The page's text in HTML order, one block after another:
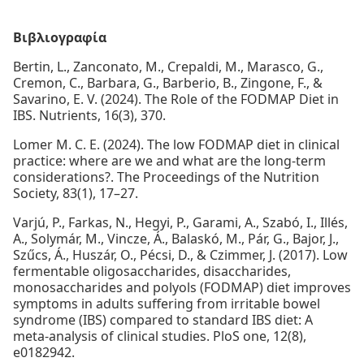
Βιβλιογραφία
Bertin, L., Zanconato, M., Crepaldi, M., Marasco, G.,
Cremon, C., Barbara, G., Barberio, B., Zingone, F., &
Savarino, E. V. (2024). The Role of the FODMAP Diet in
IBS. Nutrients, 16(3), 370.
Lomer M. C. E. (2024). The low FODMAP diet in clinical
practice: where are we and what are the long-term
considerations?. The Proceedings of the Nutrition
Society, 83(1), 17–27.
Varjú, P., Farkas, N., Hegyi, P., Garami, A., Szabó, I., Illés,
A., Solymár, M., Vincze, Á., Balaskó, M., Pár, G., Bajor, J.,
Szűcs, Á., Huszár, O., Pécsi, D., & Czimmer, J. (2017). Low
fermentable oligosaccharides, disaccharides,
monosaccharides and polyols (FODMAP) diet improves
symptoms in adults suffering from irritable bowel
syndrome (IBS) compared to standard IBS diet: A
meta-analysis of clinical studies. PloS one, 12(8),
e0182942.